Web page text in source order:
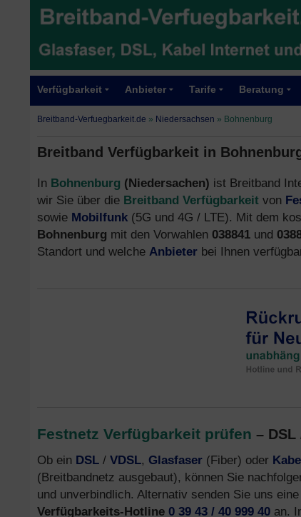
Verfügbarkeit Anbieter Tarife Beratung
Breitband-Verfuegbarkeit.de » Niedersachsen » Bohnenburg
Breitband Verfügbarkeit in
In Bohnenburg (Niedersachen) ist Breitband
wir Sie über die Breitband Verfügbarkeit von
sowie Mobilfunk (5G und 4G / LTE). Mit dem
Bohnenburg mit den Vorwahlen 038841 und
Standort und welche Anbieter bei Ihnen
Festnetz Verfügbarkeit prüfen – DSL
Ob ein DSL / VDSL, Glasfaser (Fiber) oder
(Breitbandnetz ausgebaut), können Sie
und unverbindlich. Alternativ senden Sie uns eine
Verfügbarkeits-Hotline 0 39 43 / 40 999 40 an.